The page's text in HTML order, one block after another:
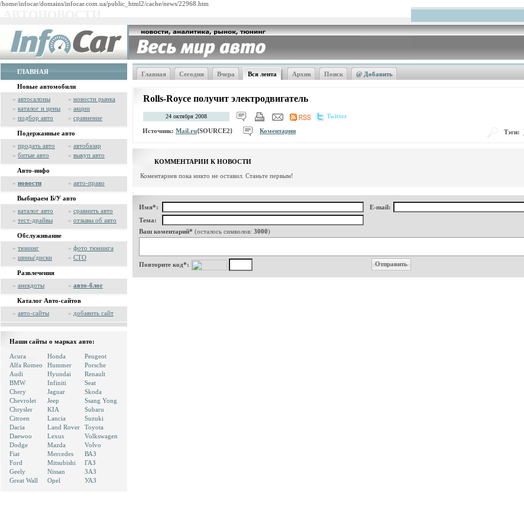
/home/infocar/domains/infocar.com.ua/public_html2/cache/news/22968.htm
ГЛАВНАЯ
Новые автомобили
» автосалоны » новости рынка
» каталог и цены » акции
» подбор авто » сравнение
Подержанные авто
» продать авто » автобазар
» битые авто » выкуп авто
Авто-инфо
» новости » авто-право
Выбираем Б/У авто
» каталог авто » сравнить авто
» тест-драйвы » отзывы об авто
Обслуживание
» тюнинг » фото тюнинга
» шины/диски » СТО
Развлечения
» анекдоты » авто-блог
Каталог Авто-сайтов
» авто-сайты » добавить сайт
Наши сайты о марках авто:
Acura
Alfa Romeo
Audi
BMW
Chery
Chevrolet
Chrysler
Citroen
Dacia
Daewoo
Dodge
Fiat
Ford
Geely
Great Wall
Honda
Hummer
Hyundai
Infiniti
Jaguar
Jeep
KIA
Lancia
Land Rover
Lexus
Mazda
Mercedes
Mitsubishi
Nissan
Opel
Peugeot
Porsche
Renault
Seat
Skoda
Ssang Yong
Subaru
Suzuki
Toyota
Volkswagen
Volvo
ВАЗ
ГАЗ
ЗАЗ
УАЗ
Главная Сегодня Вчера Вся лента Архив Поиск @ Добавить
Rolls-Royce получит электродвигатель
24 октября 2008 Twitter
Источник: Mail.ru{SOURCE2} Коментарии Тэги:
КОММЕНТАРИИ К НОВОСТИ
Коментариев пока никто не оставил. Станьте первым!
Имя*: E-mail:
Тема:
Ваш коментарий* (осталось символов: 3000)
Повторите код*: